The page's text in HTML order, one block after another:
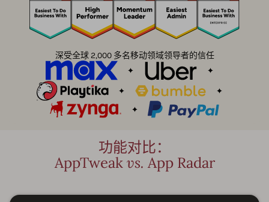
深受全球 2,000 多名移动领域领导者的信任
功能对比：
AppTweakvs. App Radar